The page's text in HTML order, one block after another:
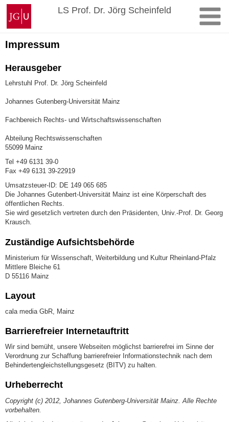
Zum
Inhalt
springen
Johannes
Gutenberg-
Universität
Mainz
LS Prof. Dr. Jörg Scheinfeld
Impressum
Herausgeber
Lehrstuhl Prof. Dr. Jörg Scheinfeld
Johannes Gutenberg-Universität Mainz
Fachbereich Rechts- und Wirtschaftswissenschaften
Abteilung Rechtswissenschaften
55099 Mainz
Tel +49 6131 39-0
Fax +49 6131 39-22919
Umsatzsteuer-ID: DE 149 065 685
Die Johannes Gutenbert-Universität Mainz ist eine Körperschaft des
öffentlichen Rechts.
Sie wird gesetzlich vertreten durch den Präsidenten, Univ.-Prof. Dr. Georg
Krausch.
Zuständige Aufsichtsbehörde
Ministerium für Wissenschaft, Weiterbildung und Kultur Rheinland-Pfalz
Mittlere Bleiche 61
D 55116 Mainz
Layout
cala media GbR, Mainz
Barrierefreier Internetauftritt
Wir sind bemüht, unsere Webseiten möglichst barrierefrei im Sinne der
Verordnung zur Schaffung barrierefreier Informationstechnik nach dem
Behindertengleichstellungsgesetz (BITV) zu halten.
Urheberrecht
Copyright (c) 2012, Johannes Gutenberg-Universität Mainz. Alle Rechte
vorbehalten.